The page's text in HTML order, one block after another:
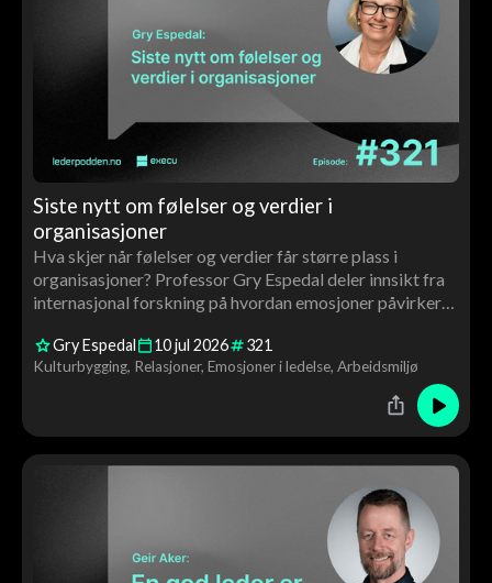
Siste nytt om følelser og verdier i
organisasjoner
Hva skjer når følelser og verdier får større plass i
organisasjoner? Professor Gry Espedal deler innsikt fra
internasjonal forskning på hvordan emosjoner påvirker
hvorfor verdiarbeid handler om langt mer enn ord på
veggen.
Gry Espedal 10jul 2026 321
Kulturbygging Relasjoner Emosjoner i ledelse Arbeidsmiljø